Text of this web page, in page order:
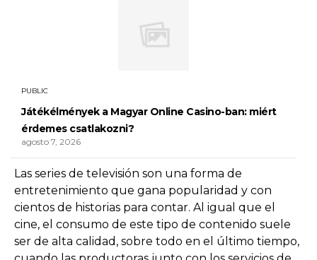
Las series de televisión son una forma de
entretenimiento que gana popularidad y con
cientos de historias para contar. Al igual que el
cine, el consumo de este tipo de contenido suele
ser de alta calidad, sobre todo en el último tiempo,
PUBLIC
Játékélmények a Magyar Online Casino-ban: miért
érdemes csatlakozni?
agosto 7, 2026